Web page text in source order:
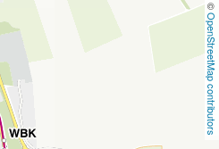
OpenStreetMap contributors